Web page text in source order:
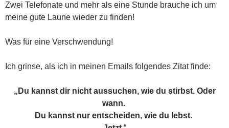
Zwei Telefonate und mehr als eine Stunde brauche ich um
meine gute Laune wieder zu finden!
Was für eine Verschwendung!
Ich grinse, als ich in meinen Emails folgendes Zitat finde:
„Du kannst dir nicht aussuchen, wie du stirbst. Oder
wann.
Du kannst nur entscheiden, wie du lebst.